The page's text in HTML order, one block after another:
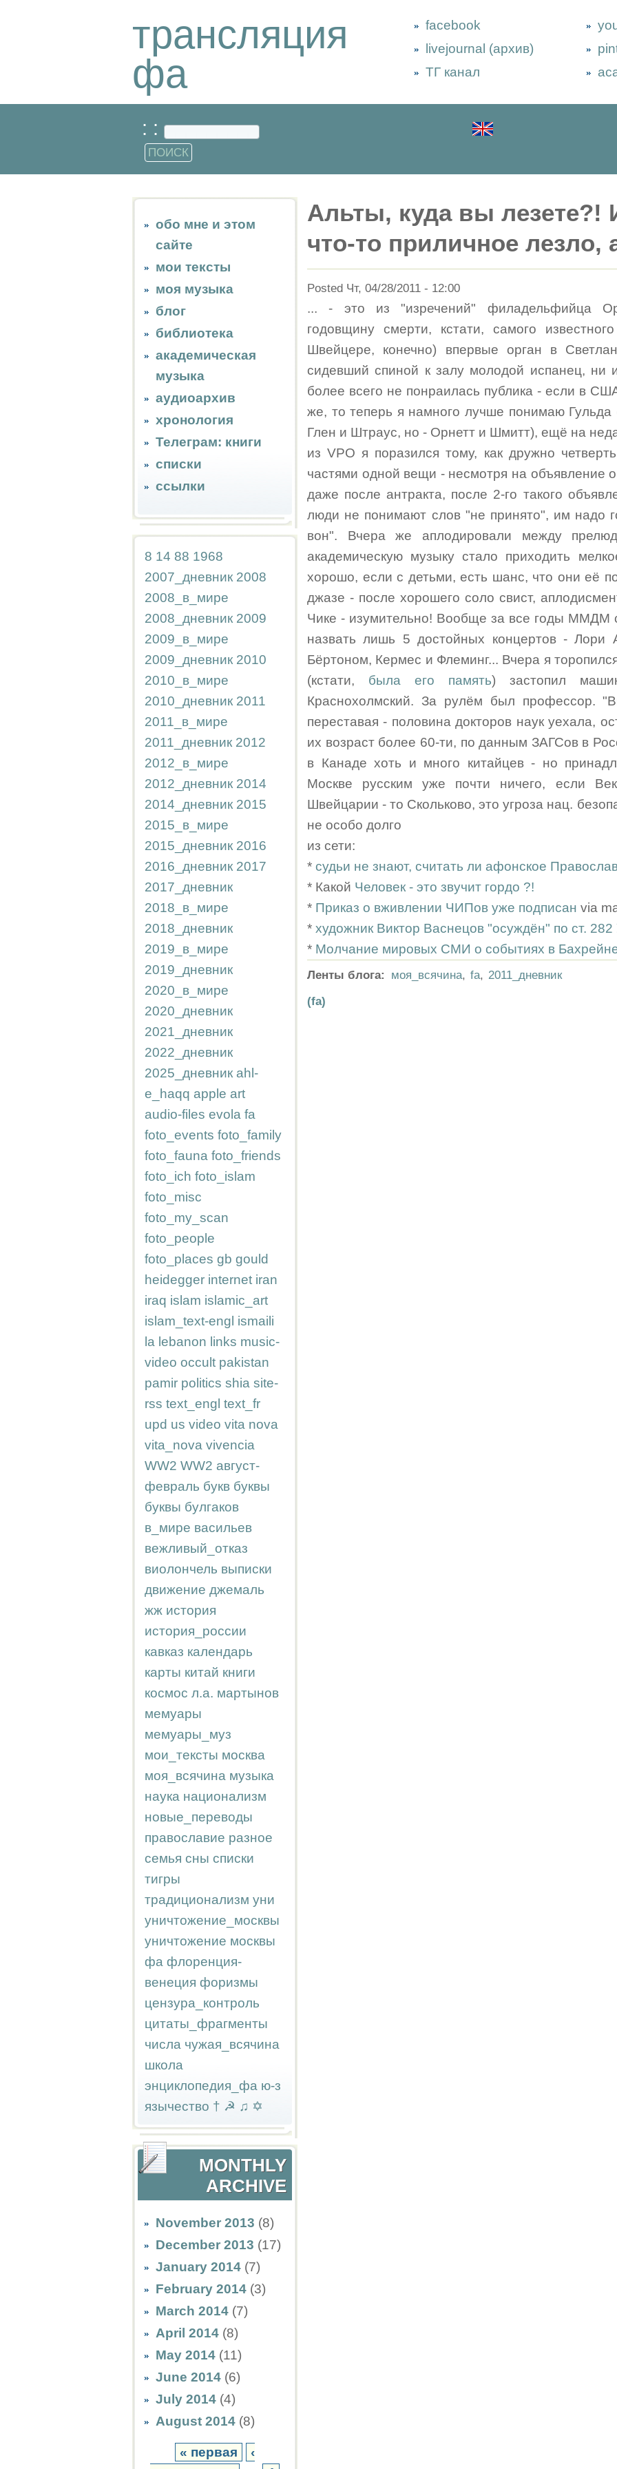
трансляция
фа
facebook
livejournal (архив)
ТГ канал
: :
обо мне и этом
сайте
мои тексты
моя музыка
блог
библиотека
академическая
музыка
аудиоархив
хронология
Телеграм: книги
списки
ссылки
8 14 88 1968
2007_дневник 2008
2008_в_мире
2008_дневник 2009
2009_в_мире
2009_дневник 2010
2010_в_мире
2010_дневник 2011
2011_в_мире
2011_дневник 2012
2012_в_мире
2012_дневник 2014
2014_дневник 2015
2015_в_мире
2015_дневник 2016
2016_дневник 2017
2017_дневник
2018_в_мире
2018_дневник
2019_в_мире
2019_дневник
2020_в_мире
2020_дневник
2021_дневник
2022_дневник
2025_дневник ahl-
e_haqq apple art
audio-files evola fa
foto_events foto_family
foto_fauna foto_friends
foto_ich foto_islam
foto_misc
foto_my_scan
foto_people
foto_places gb gould
heidegger internet iran
iraq islam islamic_art
islam_text-engl ismaili
la lebanon links music-
video occult pakistan
pamir politics shia site-
rss text_engl text_fr
upd us video vita nova
vita_nova vivencia
WW2 WW2 август-
февраль букв буквы
буквы булгаков
в_мире васильев
вежливый_отказ
виолончель выписки
движение джемаль
жж история
история_россии
кавказ календарь
карты китай книги
космос л.а. мартынов
мемуары
мемуары_муз
мои_тексты москва
моя_всячина музыка
наука национализм
новые_переводы
православие разное
семья сны списки
тигры
традиционализм уни
уничтожение_москвы
уничтожение москвы
фа флоренция-
венеция форизмы
цензура_контроль
цитаты_фрагменты
числа чужая_всячина
школа
энциклопедия_фа ю-з
язычество † ☭ ♫ ✡
MONTHLY
ARCHIVE
November 2013 (8)
December 2013 (17)
January 2014 (7)
February 2014 (3)
March 2014 (7)
April 2014 (8)
May 2014 (11)
June 2014 (6)
July 2014 (4)
August 2014 (8)
« первая
‹
Альты, куда вы лезете?!
что-то приличное
Posted Чт, 04/28/2011 - 12:00
... - это из "изречений" филадельфийца
годовщину смерти, кстати, самого
Швейцере, конечно) впервые орган в
сидевший спиной к залу молодой испанец, ни
более всего не понраилась публика - если в
же, то теперь я намного лучше понимаю
Глен и Штраус, но - Орнетт и Шмитт), ещё на
из VPO я поразился тому, как дружно
частями одной вещи - несмотря на объявление
даже после антракта, после 2-го такого
люди не понимают слов "не принято", им надо
вон". Вчера же аплодировали между
академическую музыку стало приходить
хорошо, если с детьми, есть шанс, что они её
джазе - после хорошего соло свист,
Чике - изумительно! Вообще за все годы ММДМ
назвать лишь 5 достойных концертов - Лори
Бёртоном, Кермес и Флеминг... Вчера я
(кстати, была его память) застопил
Краснохолмский. За рулём был профессор.
переставая - половина докторов наук уехала,
их возраст более 60-ти, по данным ЗАГСов в
в Канаде хоть и много китайцев - но
Москве русским уже почти ничего, если
Швейцарии - то Скольково, это угроза нац.
не особо долго
из сети:
* судьи не знают, считать ли афонское
* Какой Человек - это звучит гордо ?!
* Приказ о вживлении ЧИПов уже подписан via
* художник Виктор Васнецов "осуждён" по ст.
* Молчание мировых СМИ о событиях в
Ленты блога: моя_всячина, fa, 2011_дневник
(fa)